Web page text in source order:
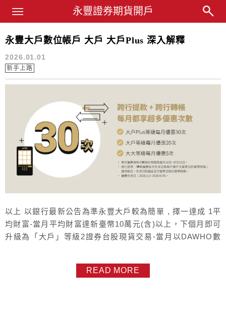
永豐業務經理杜昭逸Blog
永豐證券期貨開戶
Main Menu
大戶plus
永豐大戶數位帳戶 大戶 大戶Plus 深入解釋
2026.01.01
新手上路
以上 以銀行最新公告為準永豐大戶較為簡單 , 擇一達成 1平
均財富-當月平均財富達新臺幣10萬元(含)以上，下個月即可
升級為「大戶」等級2證券台股現貨交易-當月以DAWHO數
交易成交(含豐存股)，下個月即可升級為「大戶」等級永豐大
戶Plus 等級， 二項任務 "同時" 達到 次月升級為大戶 plus，
READ MORE